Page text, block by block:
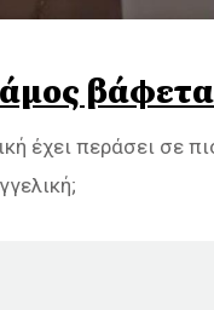
έχει περάσει σε